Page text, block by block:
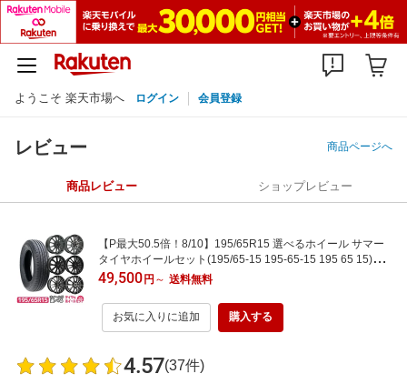
ようこそ 楽天市場へ ログイン 会員登録
レビュー 商品ページへ
商品レビュー ショップレビュー
【P最大50.5倍！8/10】195/65R15 選べるホイール サマー
タイヤホイールセット(195/65-15 195-65-15 195 65 15)夏
タイヤ 15インチ
49,500円 ～ 送料無料
お気に入りに追加 購入する
4.57(37件)